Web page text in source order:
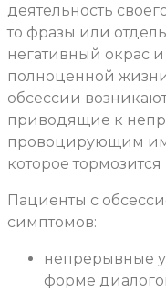
деятельность
то фразы или
негативный окрас
полноценной
обсессии
приводящие к
провоцирующим
которое
Пациенты с
симптомов:
непрерывные
форме